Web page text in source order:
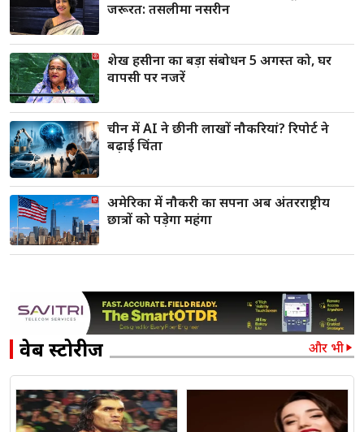
जरूरत: तसलीमा नसरीन
शेख हसीना का बड़ा संबोधन 5 अगस्त को, घर
वापसी पर नजरें
चीन में AI ने छीनी लाखों नौकरियां? रिपोर्ट ने
बढ़ाई चिंता
अमेरिका में नौकरी का सपना अब अंतरराष्ट्रीय
छात्रों को पड़ेगा महंगा
वेब स्टोरीज और भी